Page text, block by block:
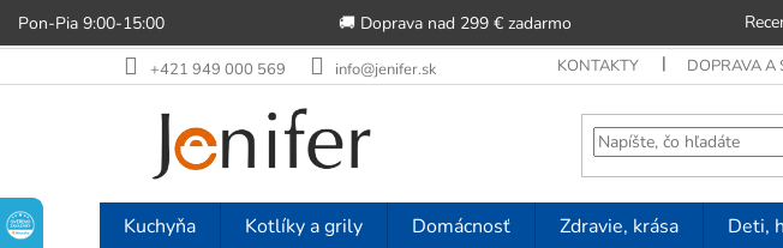
Pon-Pia 9:00-15:00 🚚 Doprava nad 299 € zadarmo
na
+421 949 000 569 info@jenifer.sk KONTAKTY DOPRAVA A
Kuchyňa Kotlíky a grily Domácnosť Zdravie, krása Deti,